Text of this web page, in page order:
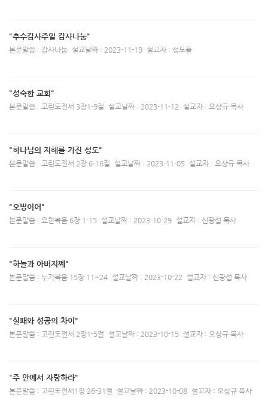
"추수감사주일 감사나눔"
본문말씀 : 감사나눔 설교날짜 : 2023-11-19 설교자 : 성도들
"성숙한 교회"
본문말씀 : 고린도전서 3장1-9절 설교날짜 : 2023-11-12 설교자 : 오상규 목사
"하나님의 지혜를 가진 성도"
본문말씀 : 고린도전서 2장 6-16절 설교날짜 : 2023-11-05 설교자 : 오상규 목사
"오병이어"
본문말씀 : 요한복음 6장 1-15 설교날짜 : 2023-10-29 설교자 : 신광섭 목사
"하늘과 아버지꼐"
본문말씀 : 누가복음 15장 11~24 설교날짜 : 2023-10-22 설교자 : 신광섭 목사
"실패와 성공의 차이"
본문말씀 : 고린도전서 2장1-5절 설교날짜 : 2023-10-15 설교자 : 오상규 목사
"주 안에서 자랑하라"
본문말씀 : 고린도전서1장 26-31절 설교날짜 : 2023-10-08 설교자 : 오상규 목사